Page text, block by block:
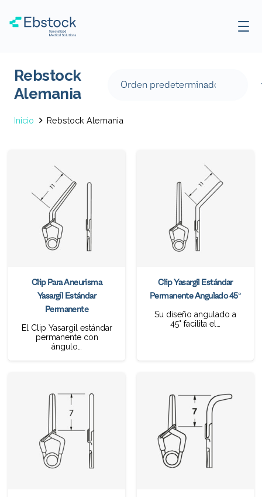
Rebstock
Alemania
Inicio Rebstock Alemania
Clip Para Aneurisma
Yasargil Estándar
Permanente
El Clip Yasargil estándar
permanente con
ángulo…
Clip Yasargil Estándar
Permanente Angulado 45°
Su diseño angulado a
45° facilita el…